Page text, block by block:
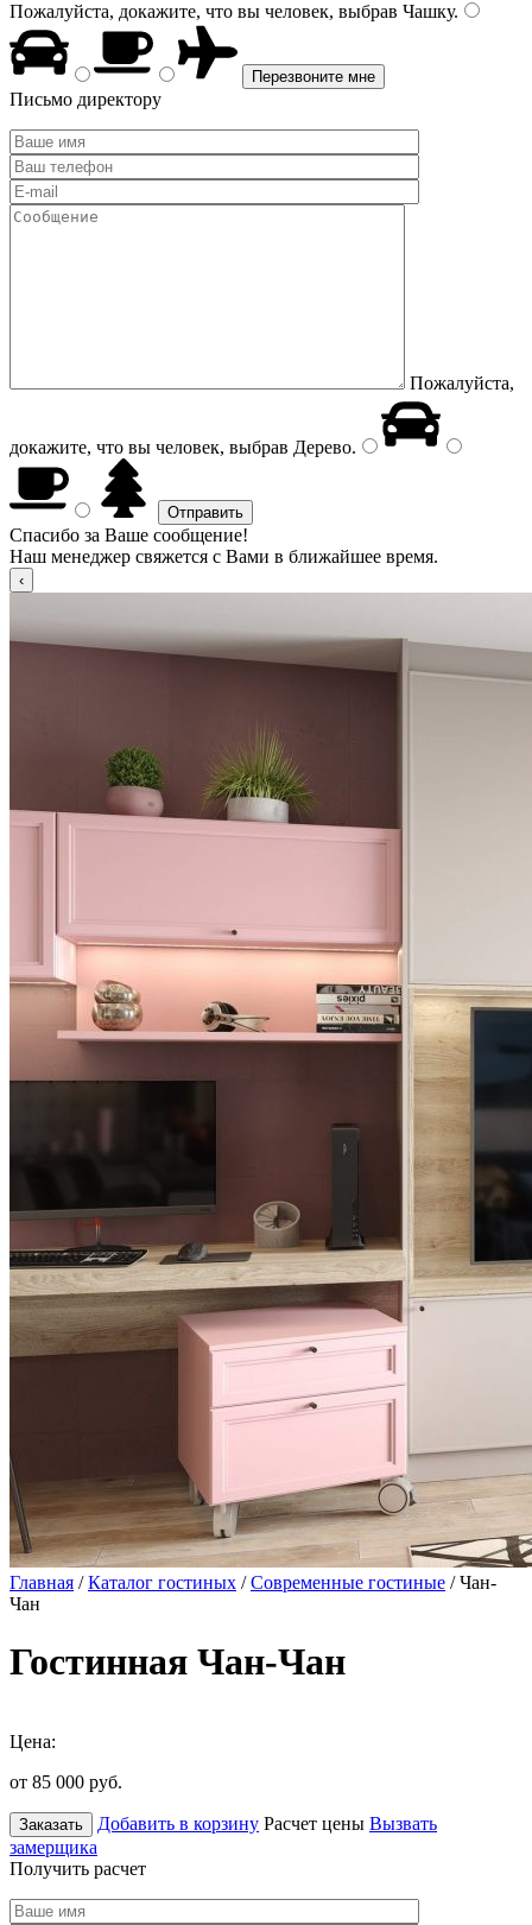
Пожалуйста, докажите, что вы человек, выбрав Чашку.
Письмо директору
Пожалуйста,
докажите, что вы человек, выбрав Дерево.
Спасибо за Ваше сообщение!
Наш менеджер свяжется с Вами в ближайшее время.
Главная /Каталог гостиных /Современные гостиные / Чан-
Чан
Гостинная Чан-Чан
Цена:
от 85 000 руб.
Заказать Добавить в корзину Расчет цены Вызвать
замерщика
Получить расчет